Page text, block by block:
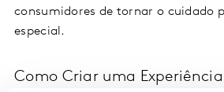
consumidores de tornar o cuidado
especial.
Como Criar uma